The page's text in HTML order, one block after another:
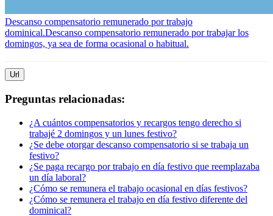
Descanso compensatorio remunerado por trabajo
dominical.Descanso compensatorio remunerado por trabajar los
domingos, ya sea de forma ocasional o habitual.
Url
Preguntas relacionadas:
¿A cuántos compensatorios y recargos tengo derecho si
trabajé 2 domingos y un lunes festivo?
¿Se debe otorgar descanso compensatorio si se trabaja un
festivo?
¿Se paga recargo por trabajo en día festivo que reemplazaba
un día laboral?
¿Cómo se remunera el trabajo ocasional en días festivos?
¿Cómo se remunera el trabajo en día festivo diferente del
dominical?